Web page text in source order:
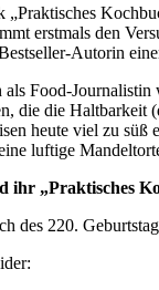
erstmals den
Autorin
Food-
die die
heute viel zu
luftige
ihr „Praktisches
des 220.